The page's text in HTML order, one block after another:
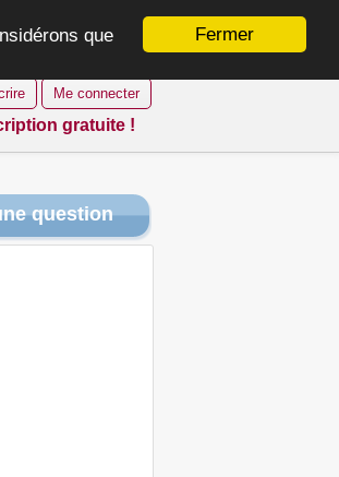
Fermer
que
Me connecter
gratuite !
question